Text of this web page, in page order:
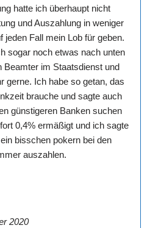
hatte ich überhaupt nicht
und Auszahlung in weniger
jeden Fall mein Lob für geben.
sogar noch etwas nach unten
Beamter im Staatsdienst und
gerne. Ich habe so getan, das
brauche und sagte auch
günstigeren Banken suchen
0,4% ermäßigt und ich sagte
bisschen pokern bei den
auszahlen.
2020